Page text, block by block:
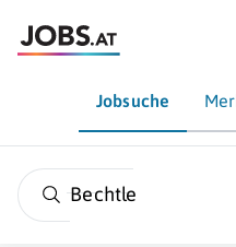
Jobsuche
Bechtle